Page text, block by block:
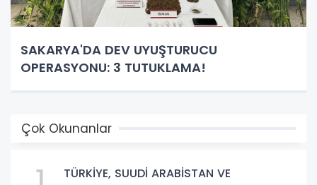
SAKARYA'DA DEV UYUŞTURUCU
OPERASYONU: 3 TUTUKLAMA!
Çok Okunanlar
TÜRKİYE, SUUDİ ARABİSTAN VE